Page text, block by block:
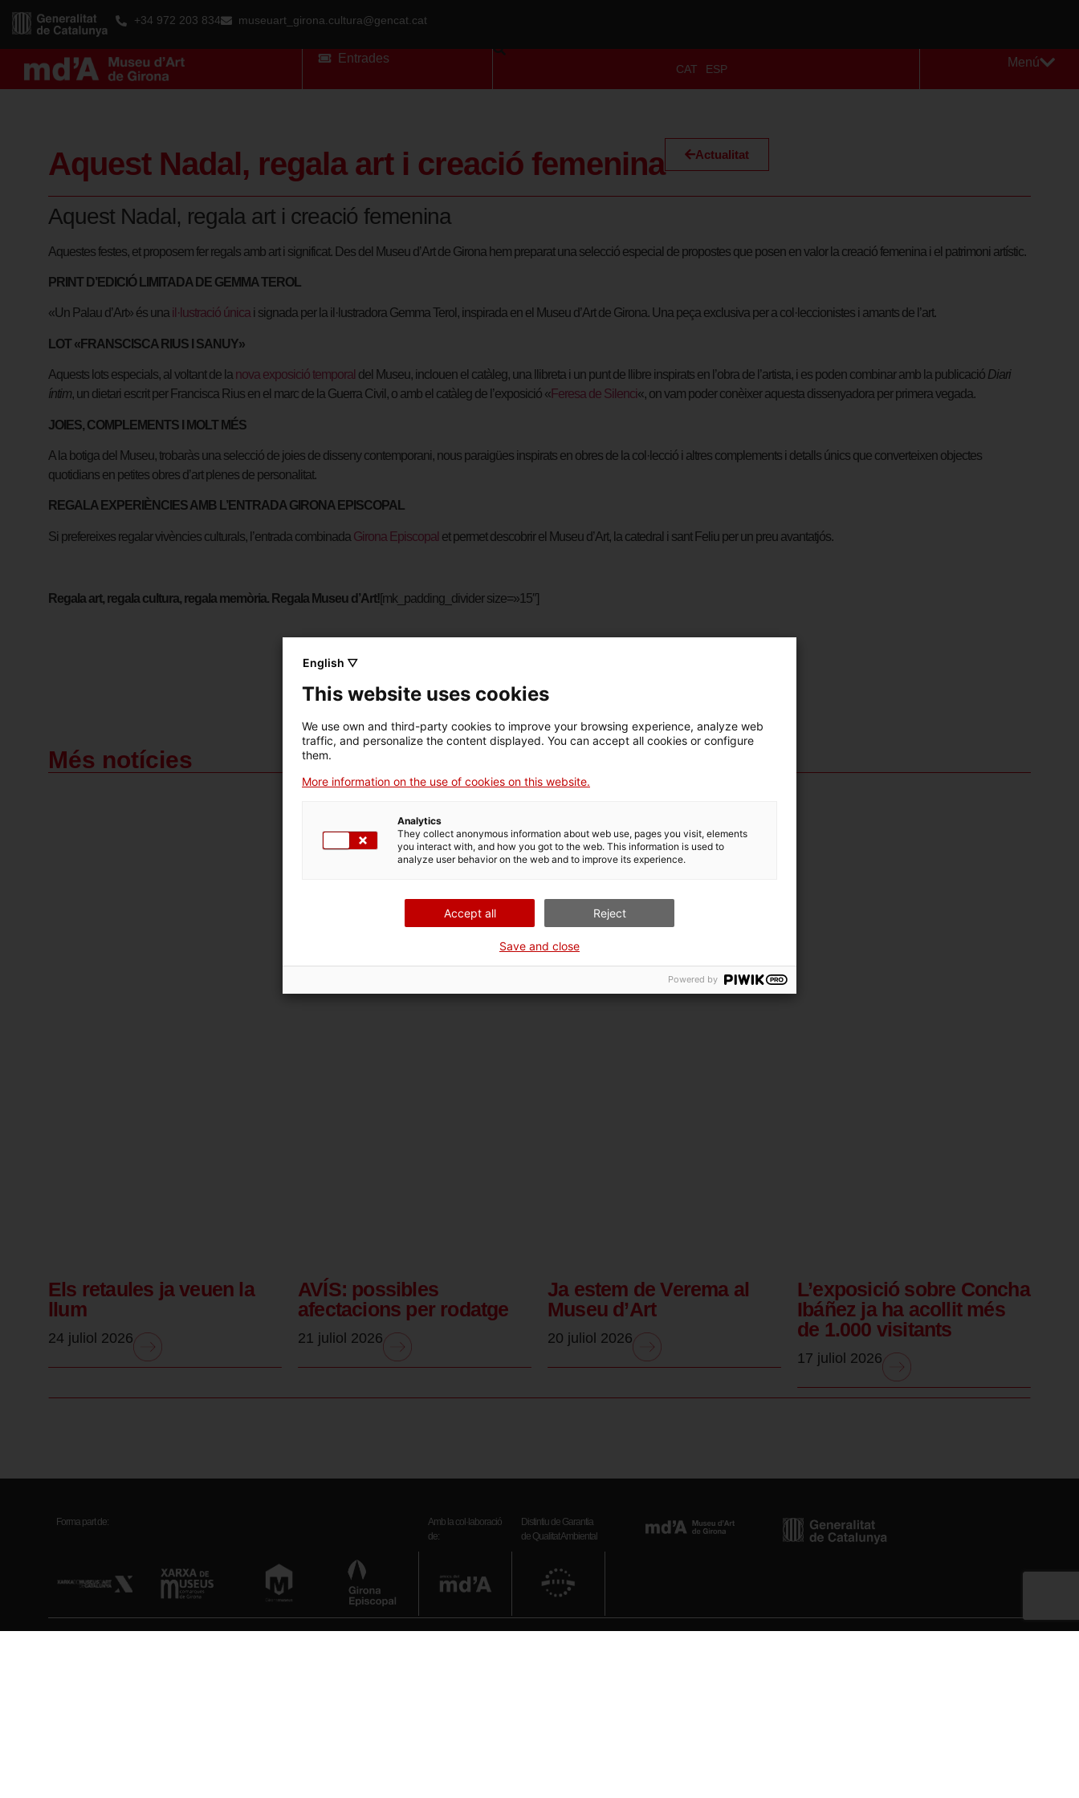
+34 972 203 834 museuart_girona.cultura@gencat.cat
Entrades
CAT ESP
Menú
Aquest Nadal, regala art i creació femenina Actualitat
Aquest Nadal, regala art i creació femenina
Aquestes festes, et proposem fer regals amb art i significat. Des del Museu d’Art de Girona hem preparat una selecció especial de propostes que posen en valor la creació femenina i el patrimoni artístic.
PRINT D’EDICIÓ LIMITADA DE GEMMA TEROL
«Un Palau d’Art» és una il·lustració única i signada per la il·lustradora Gemma Terol, inspirada en el Museu d’Art de Girona. Una peça exclusiva per a col·leccionistes i amants de l’art.
LOT «FRANSCISCA RIUS I SANUY»
Aquests lots especials, al voltant de la nova exposició temporal del Museu, inclouen el catàleg, una llibreta i un punt de llibre inspirats en l’obra de l’artista, i es poden combinar amb la publicació Diari
íntim, un dietari escrit per Francisca Rius en el marc de la Guerra Civil, o amb el catàleg de l’exposició «Feresa de Silenci«, on vam poder conèixer aquesta dissenyadora per primera vegada.
JOIES, COMPLEMENTS I MOLT MÉS
A la botiga del Museu, trobaràs una selecció de joies de disseny contemporani, nous paraigües inspirats en obres de la col·lecció i altres complements i detalls únics que converteixen objectes
quotidians en petites obres d’art plenes de personalitat.
REGALA EXPERIÈNCIES AMB L’ENTRADA GIRONA EPISCOPAL
Si prefereixes regalar vivències culturals, l’entrada combinada Girona Episcopal et permet descobrir el Museu d’Art, la catedral i sant Feliu per un preu avantatjós.
Regala art, regala cultura, regala memòria. Regala Museu d’Art![mk_padding_divider size=»15″]
Més notícies
Els retaules ja veuen la
llum
24 juliol 2026
AVÍS: possibles
afectacions per rodatge
21 juliol 2026
Ja estem de Verema al
Museu d’Art
20 juliol 2026
L’exposició sobre Concha
Ibáñez ja ha acollit més
de 1.000 visitants
17 juliol 2026
Forma part de:
Amb la col·laboració
de:
Distintiu de Garantia
de Qualitat Ambiental
English ▽
This website uses cookies
We use own and third-party cookies to improve your browsing experience, analyze web
traffic, and personalize the content displayed. You can accept all cookies or configure
them.
More information on the use of cookies on this website.
Analytics
They collect anonymous information about web use, pages you visit, elements
you interact with, and how you got to the web. This information is used to
analyze user behavior on the web and to improve its experience.
Accept all Reject
Save and close
Powered by